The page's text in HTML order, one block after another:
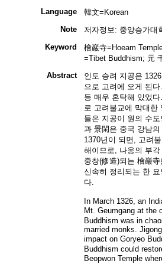
Language
韓文=Korean
Note
저자정보: 중앙승가대
Keyword
檜巖寺=Hoeam
=Tibet Buddhism; 元
Abstract
인도 승려 지공은
으로 고려에 오게 된
등 매우 혼탁해 있었
로 고려불교에 막대한
들은 지공이 원의 수
과 景閑은 중국 강남
1370년이 되면, 고려
해이므로, 나옹의 부
중창(修造)되는 檜巖
신속히 정리되는 한
다.
In March 1326, an
Mt. Geumgang at the
Buddhism was in
married monks.
impact on Goryeo
Buddhism could
Beopwon Temple